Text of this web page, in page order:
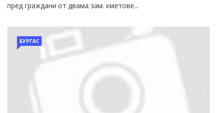
пред граждани от двама зам. кметове...
БУРГАС